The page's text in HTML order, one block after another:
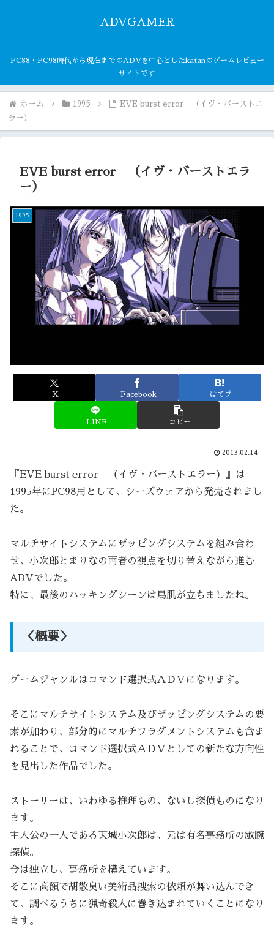
ADVGAMER
PC88・PC98時代から現在までのADVを中心としたkatanのゲームレビュー
サイトです
ホーム 1995
EVE burst error （イヴ・バーストエ
ラー）
EVE burst error （イヴ・バーストエラ
ー）
1995
X Facebook はてブ
LINE コピー
2013.02.14
『EVE burst error （イヴ・バーストエラー）』は
1995年にPC98用として、シーズウェアから発売されまし
た。
マルチサイトシステムにザッピングシステムを組み合わ
せ、小次郎とまりなの両者の視点を切り替えながら進む
ADVでした。
特に、最後のハッキングシーンは鳥肌が立ちましたね。
＜概要＞
ゲームジャンルはコマンド選択式ＡＤＶになります。
そこにマルチサイトシステム及びザッピングシステムの要
素が加わり、部分的にマルチフラグメントシステムも含ま
れることで、コマンド選択式ＡＤＶとしての新たな方向性
を見出した作品でした。
ストーリーは、いわゆる推理もの、ないし探偵ものになり
ます。
主人公の一人である天城小次郎は、元は有名事務所の敏腕
探偵。
今は独立し、事務所を構えています。
そこに高額で胡散臭い美術品捜索の依頼が舞い込んでき
て、調べるうちに猟奇殺人に巻き込まれていくことになり
ます。